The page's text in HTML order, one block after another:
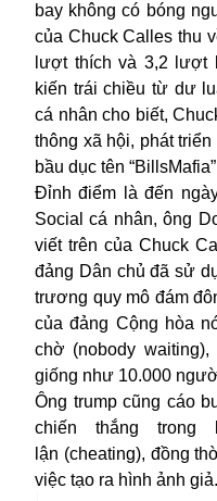
bay không có bóng
của Chuck Calles thu
lượt thích và 3,2 lượt
kiến trái chiều từ dư
cá nhân cho biết,
thông xã hội, phát
bầu dục tên
Đỉnh điểm là đến
Social cá nhân, ông
viết trên của Chuck
đảng Dân chủ đã sử
trương quy mô đám
của đảng Cộng hòa
chờ (nobody
giống như 10.000
Ông trump cũng cáo
chiến thắng trong
lận (cheating), đồng
việc tạo ra hình ảnh giả.